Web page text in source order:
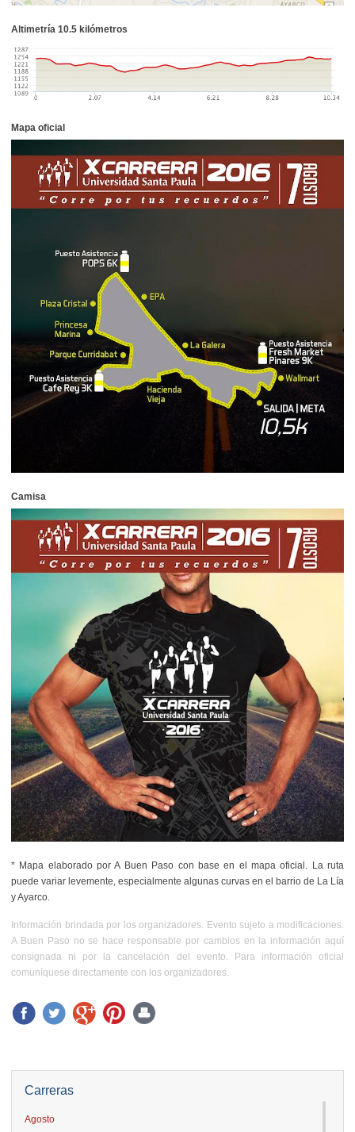
Carreras
Agosto
Altimetría 10.5 kilómetros
Mapa oficial
Camisa
* Mapa elaborado por A Buen Paso con base en el mapa oficial. La ruta
puede variar levemente, especialmente algunas curvas en el barrio de La Lía
y Ayarco.
Información brindada por los organizadores. Evento sujeto a modificaciones.
A Buen Paso no se hace responsable por cambios en la información aquí
consignada ni por la cancelación del evento. Para información oficial
comuníquese directamente con los organizadores.